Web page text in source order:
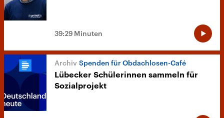
39:29 Minuten
Spenden für Obdachlosen-Café
Lübecker Schülerinnen sammeln für
Sozialprojekt